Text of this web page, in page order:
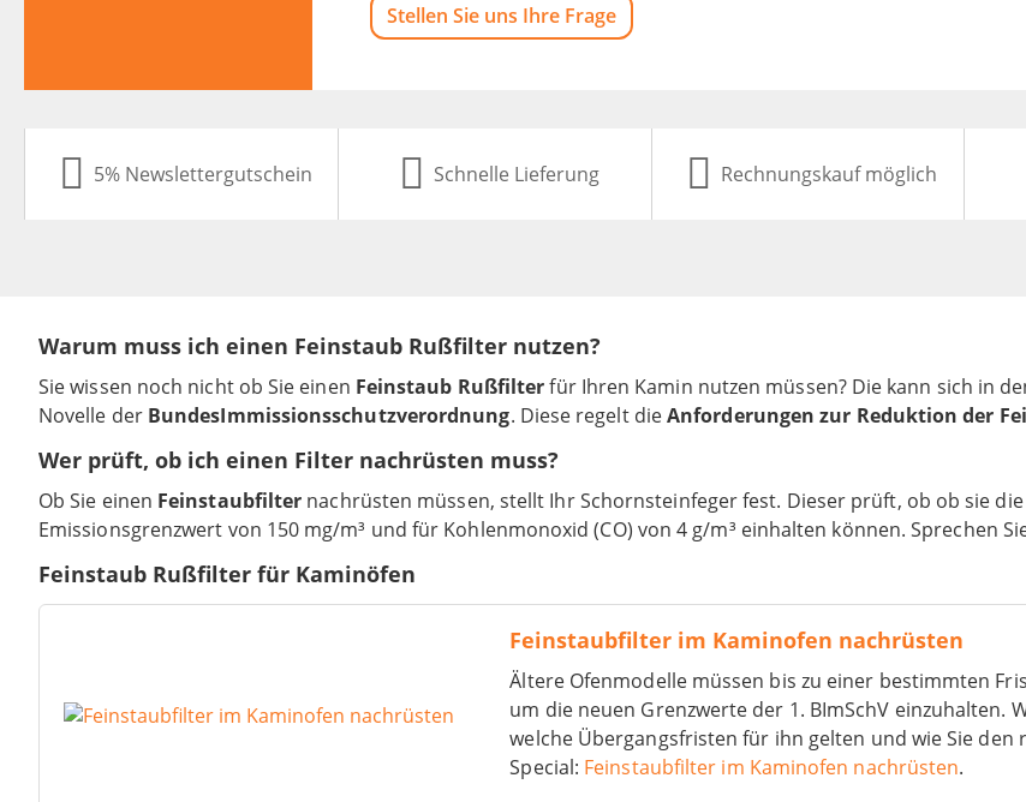
Warum muss ich einen Feinstaub Rußfilter nutzen?
Sie wissen noch nicht ob Sie einen Feinstaub Rußfilterfür Ihren Kamin nutzen müssen? Die kann sich in
Novelle der BundesImmissionsschutzverordnung. Diese regelt dieAnforderungen zur Reduktion der
Wer prüft, ob ich einen Filter nachrüsten muss?
Ob Sie einen Feinstaubfilter nachrüsten müssen, stellt Ihr Schornsteinfeger fest. Dieser prüft, ob ob sie
Emissionsgrenzwert von 150 mg/m³ und für Kohlenmonoxid (CO) von 4 g/m³ einhalten können. Sprechen
Feinstaub Rußfilter für Kaminöfen
Feinstaubfilter im Kaminofen nachrüsten
Ältere Ofenmodelle müssen bis zu einer bestimmten
um die neuen Grenzwerte der 1. BImSchV einzuhalten.
welche Übergangsfristen für ihn gelten und wie Sie
Special: Feinstaubfilter im Kaminofen nachrüsten.
Stellen Sie uns Ihre Frage
5% Newslettergutschein Schnelle Lieferung Rechnungskauf möglich